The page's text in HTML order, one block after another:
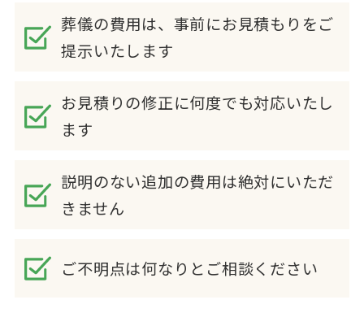
葬儀の費用は、事前にお見積もりをご
提示いたします
お見積りの修正に何度でも対応いたし
ます
説明のない追加の費用は絶対にいただ
きません
ご不明点は何なりとご相談ください